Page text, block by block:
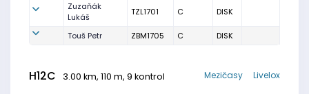
Zuzaňák
Lukáš
TZL1701 C DISK
Touš Petr ZBM1705 C DISK
H12C 3.00 km, 110 m, 9 kontrol Livelox
Mezičasy